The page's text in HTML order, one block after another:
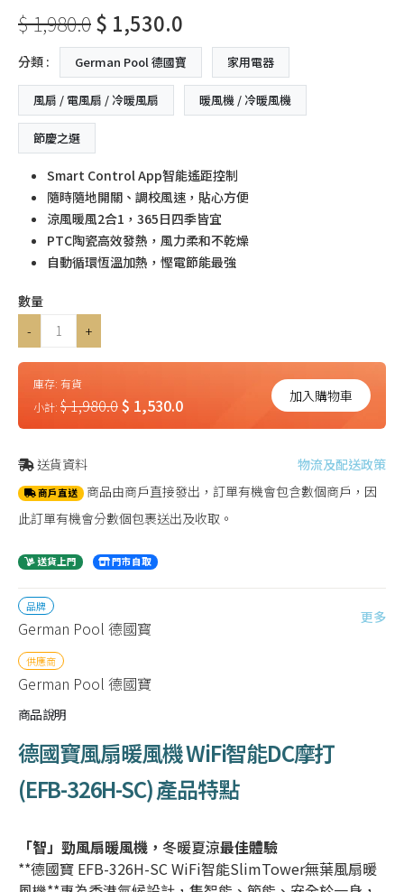
$ 1,980.0$ 1,530.0
分類 : German Pool 德國寶 家用電器
風扇 / 電風扇 / 冷暖風扇 暖風機 / 冷暖風機
節慶之選
Smart Control App智能遙距控制
隨時隨地開關、調校風速，貼心方便
涼風暖風2合1，365日四季皆宜
PTC陶瓷高效發熱，風力柔和不乾燥
自動循環恆溫加熱，慳電節能最強
數量
-
+
庫存: 有貨
小計: $ 1,980.0$ 1,530.0 加入購物車
送貨資料 物流及配送政策
商戶直送 商品由商戶直接發出，訂單有機會包含數個商戶，因
此訂單有機會分數個包裹送出及收取。
送貨上門 門市自取
品牌
German Pool 德國寳
更多
供應商
German Pool 德國寶
商品說明
德國寶風扇暖風機 WiFi智能DC摩打
(EFB-326H-SC) 產品特點
「智」勁風扇暖風機， 冬暖夏涼最佳體驗
**德國寶 EFB-326H-SC WiFi智能SlimTower無葉風扇暖